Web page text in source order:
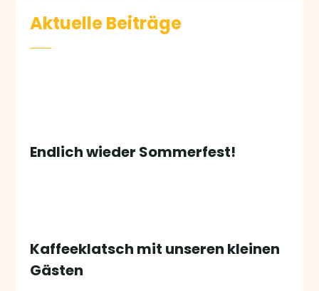
Aktuelle Beiträge
Endlich wieder Sommerfest!
Kaffeeklatsch mit unseren kleinen
Gästen